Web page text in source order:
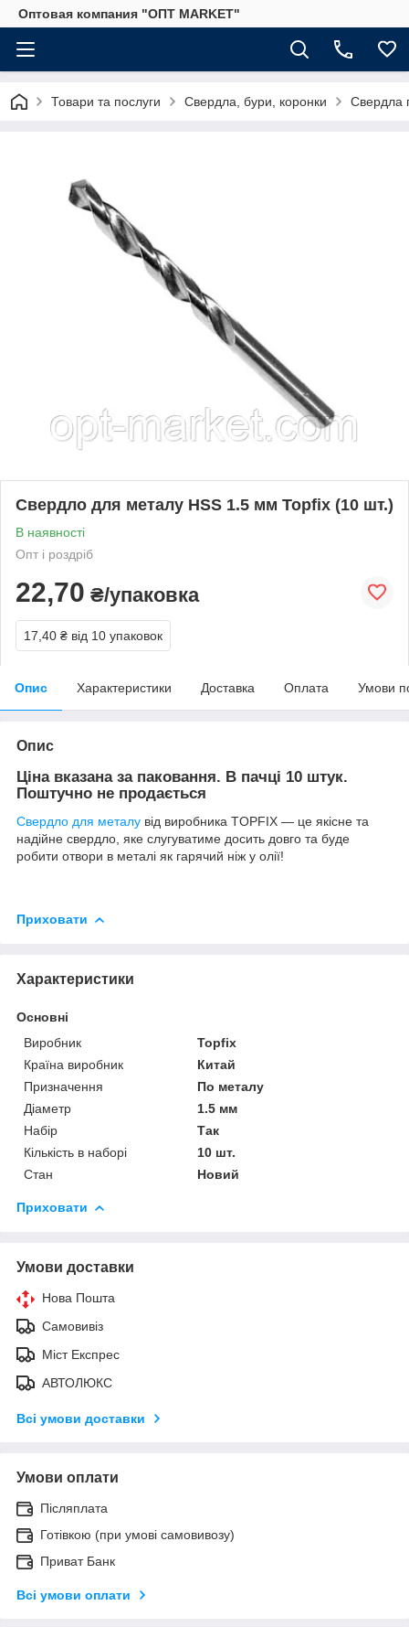
Оптовая компания "ОПТ MARKET"
Товари та послуги Свердла, бури, коронки Свердла
Свердло для металу HSS 1.5 мм Topfix (10 шт.)
В наявності
Опт і роздріб
22,70 ₴/упаковка
17,40 ₴ від 10 упаковок
Опис Характеристики Доставка Оплата Умови
Опис
Ціна вказана за паковання. В пачці 10 штук.
Поштучно не продається
Свердло для металу від виробника TOPFIX — це якісне та
надійне свердло, яке слугуватиме досить довго та буде
робити отвори в металі як гарячий ніж у олії!
Приховати
Характеристики
Основні
Виробник
Topfix
Країна виробник
Китай
Призначення
По металу
Діаметр
1.5 мм
Набір
Так
Кількість в наборі
10 шт.
Стан
Новий
Приховати
Умови доставки
Нова Пошта
Самовивіз
Міст Експрес
АВТОЛЮКС
Всі умови доставки
Умови оплати
Післяплата
Готівкою (при умові самовивозу)
Приват Банк
Всі умови оплати